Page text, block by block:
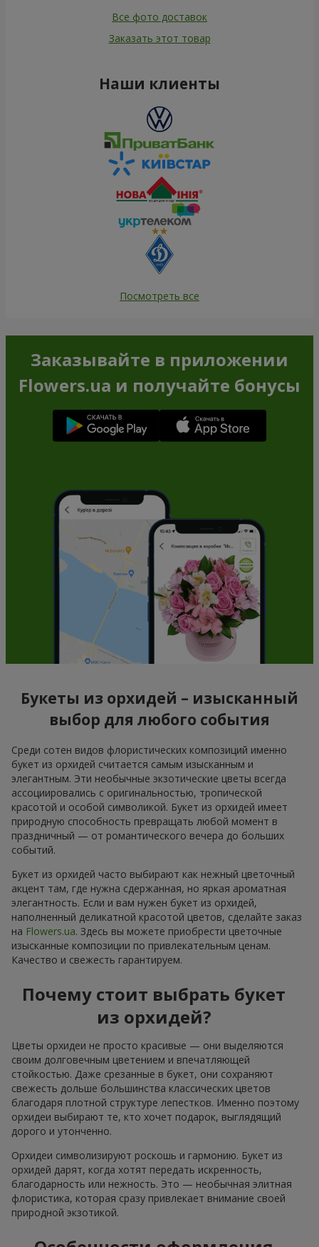
Все фото доставок
Заказать этот товар
Наши клиенты
Посмотреть все
Заказывайте в приложении
Flowers.ua и получайте бонусы
Букеты из орхидей – изысканный
выбор для любого события
Среди сотен видов флористических композиций именно
букет из орхидей считается самым изысканным и
элегантным. Эти необычные экзотические цветы всегда
ассоциировались с оригинальностью, тропической
красотой и особой символикой. Букет из орхидей имеет
природную способность превращать любой момент в
праздничный — от романтического вечера до больших
событий.
Букет из орхидей часто выбирают как нежный цветочный
акцент там, где нужна сдержанная, но яркая ароматная
элегантность. Если и вам нужен букет из орхидей,
наполненный деликатной красотой цветов, сделайте заказ
на Flowers.ua. Здесь вы можете приобрести цветочные
изысканные композиции по привлекательным ценам.
Качество и свежесть гарантируем.
Почему стоит выбрать букет
из орхидей?
Цветы орхидеи не просто красивые — они выделяются
своим долговечным цветением и впечатляющей
стойкостью. Даже срезанные в букет, они сохраняют
свежесть дольше большинства классических цветов
благодаря плотной структуре лепестков. Именно поэтому
орхидеи выбирают те, кто хочет подарок, выглядящий
дорого и утонченно.
Орхидеи символизируют роскошь и гармонию. Букет из
орхидей дарят, когда хотят передать искренность,
благодарность или нежность. Это — необычная элитная
флористика, которая сразу привлекает внимание своей
природной экзотикой.